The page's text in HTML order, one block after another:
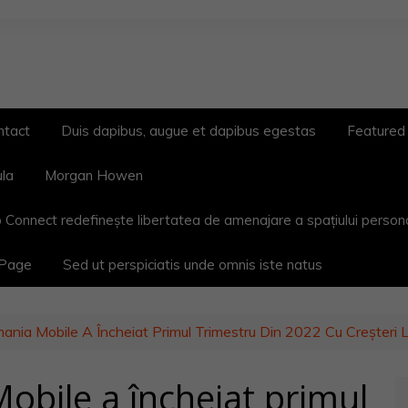
Duis dapibus, augue et dapibus egestas
Morgan Howen
Connect redefinește libertatea de amenajare a spațiului
Sed ut perspiciatis unde omnis iste natus
Mobile A Încheiat Primul Trimestru Din 2022 Cu
a încheiat primul